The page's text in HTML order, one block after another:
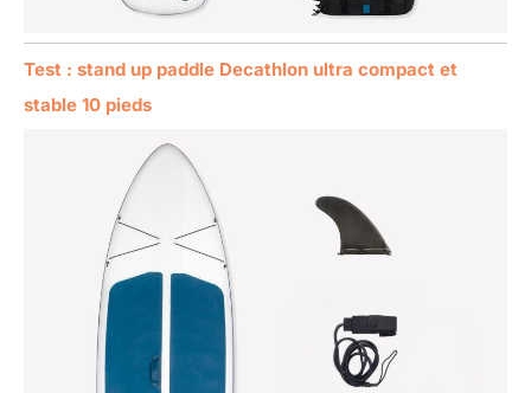
Test : stand up paddle Decathlon ultra compact et
stable 10 pieds